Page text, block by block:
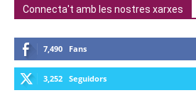
Connecta't amb les nostres xarxes
7,490 Fans
3,252 Seguidors